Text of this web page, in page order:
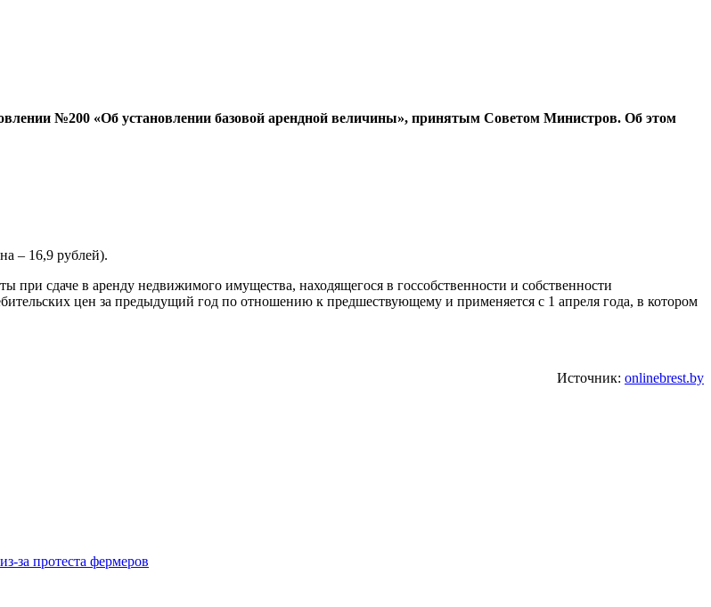
№200 «Об установлении базовой арендной величины», принятым Советом Министров. Об этом
– 16,9 рублей).
при сдаче в аренду недвижимого имущества, находящегося в госсобственности и собственности
цен за предыдущий год по отношению к предшествующему и применяется с 1 апреля года, в котором
Источник: onlinebrest.by
за протеста фермеров